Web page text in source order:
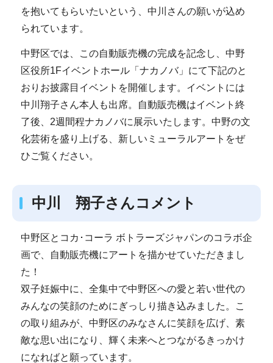
を抱いてもらいたいという、中川さんの願いが込め
られています。
中野区では、この自動販売機の完成を記念し、中野
区役所1Fイベントホール「ナカノバ」にて下記のと
おりお披露目イベントを開催します。イベントには
中川翔子さん本人も出席。自動販売機はイベント終
了後、2週間程ナカノバに展示いたします。中野の文
化芸術を盛り上げる、新しいミューラルアートをぜ
ひご覧ください。
中川 翔子さんコメント
中野区とコカ･コーラ ボトラーズジャパンのコラボ企
画で、自動販売機にアートを描かせていただきまし
た！
双子妊娠中に、全集中で中野区への愛と若い世代の
みんなの笑顔のためにぎっしり描き込みました。こ
の取り組みが、中野区のみなさんに笑顔を広げ、素
敵な思い出になり、輝く未来へとつながるきっかけ
になればと願っています。